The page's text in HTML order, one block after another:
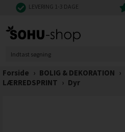
LEVERING 1-3 DAGE
Forside › BOLIG & DEKORATION ›
LÆRREDSPRINT › Dyr